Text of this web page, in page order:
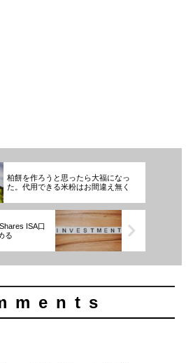
柏餅を作ろうと思ったら大福になっ
た。代用できる米粉はお間違え無く
ISA口
る